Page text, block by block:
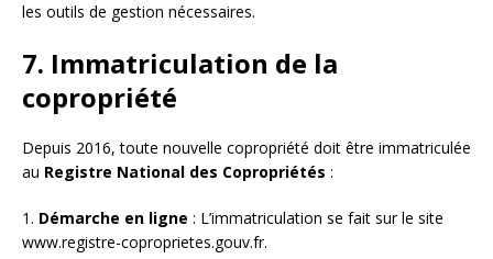
les outils de gestion nécessaires.
7. Immatriculation de la
copropriété
Depuis 2016, toute nouvelle copropriété doit être immatriculée
au Registre National des Copropriétés :
1. Démarche en ligne : L’immatriculation se fait sur le site
www.registre-coproprietes.gouv.fr.